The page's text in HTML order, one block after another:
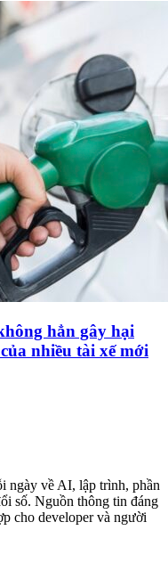
hẳn gây hại
nhiều tài xế mới
ngày về AI, lập trình, phần
số. Nguồn thông tin đáng
cho developer và người